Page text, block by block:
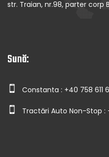
str. Traian, nr.98, parter corp
Sună:
Constanta : +40 758 611
Tractări Auto Non-Stop :